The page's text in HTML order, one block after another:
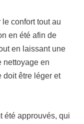
confort tout au
en été afin de
en laissant une
nettoyage en
doit être léger et
été approuvés, qui